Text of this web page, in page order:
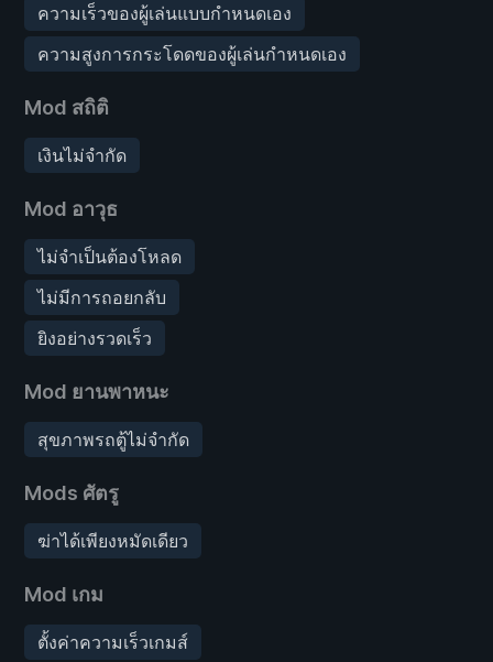
ความเร็วของผู้เล่นแบบกำหนดเอง
ความสูงการกระโดดของผู้เล่นกำหนดเอง
Mod สถิติ
เงินไม่จำกัด
Mod อาวุธ
ไม่จำเป็นต้องโหลด
ไม่มีการถอยกลับ
ยิงอย่างรวดเร็ว
Mod ยานพาหนะ
สุขภาพรถตู้ไม่จำกัด
Mods ศัตรู
ฆ่าได้เพียงหมัดเดียว
Mod เกม
ตั้งค่าความเร็วเกมส์